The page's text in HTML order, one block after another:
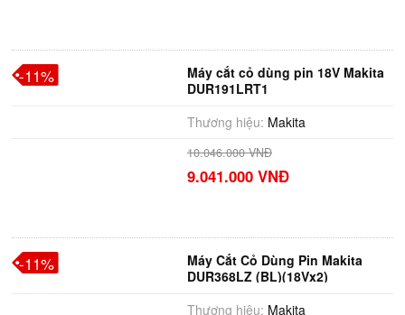
Máy cắt cỏ dùng pin 18V Makita
DUR191LRT1
Thương hiệu: Makita
10.046.000 VNĐ
9.041.000 VNĐ
-11%
Máy Cắt Cỏ Dùng Pin Makita
DUR368LZ (BL)(18Vx2)
Thương hiệu: Makita
-11%